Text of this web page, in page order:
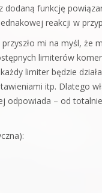
dodaną funkcję
reakcji w
mi na myśl, że
limiterów
limiter będzie
itp. Dlatego
odpowiada – od